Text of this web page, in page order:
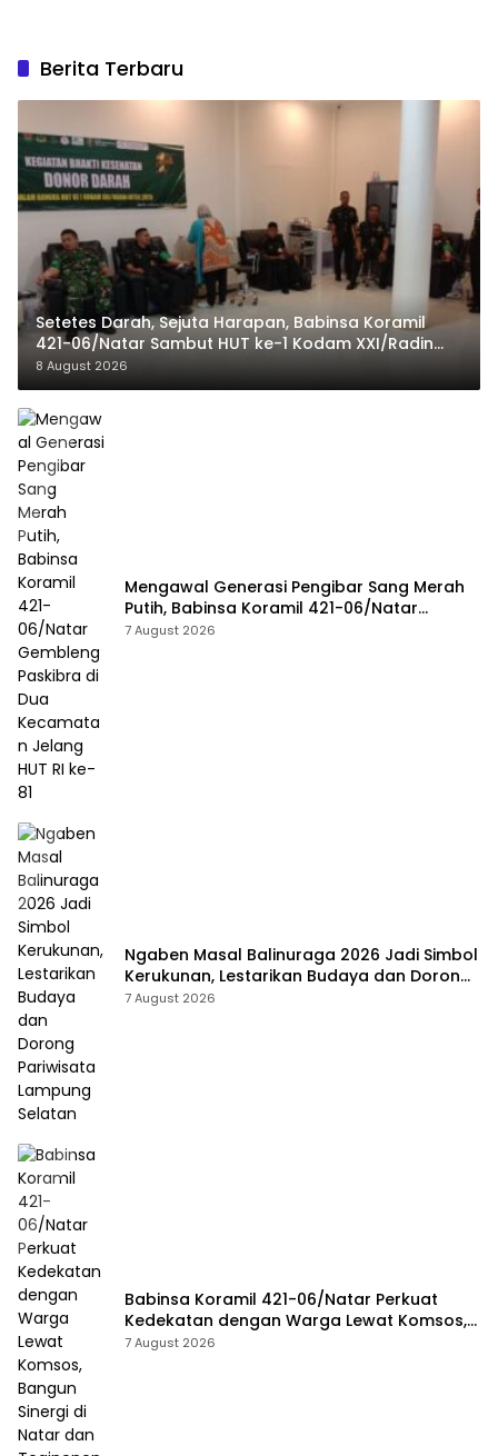
Berita Terbaru
Setetes Darah, Sejuta Harapan, Babinsa Koramil
421-06/Natar Sambut HUT ke-1 Kodam XXI/Radin
Inten
8 August 2026
Mengawal Generasi Pengibar Sang Merah
Putih, Babinsa Koramil 421-06/Natar
Gembleng Paskibra di Dua Kecamatan
7 August 2026
Ngaben Masal Balinuraga 2026 Jadi Simbol
Kerukunan, Lestarikan Budaya dan Dorong
Pariwisata Lampung Selatan
7 August 2026
Babinsa Koramil 421-06/Natar Perkuat
Kedekatan dengan Warga Lewat Komsos,
Bangun Sinergi di Natar dan Tegineneng
7 August 2026